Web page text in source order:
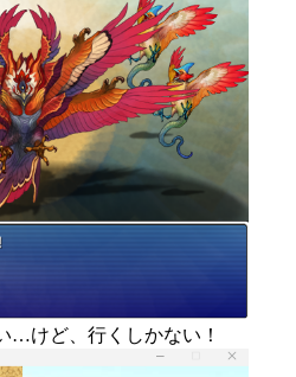
…けど、行くしかない！